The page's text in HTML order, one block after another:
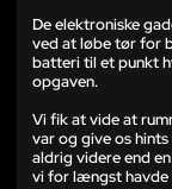
De elektroniske
ved at løbe tør for
batteri til et punkt
opgaven.
Vi fik at vide at
var og give os
aldrig videre end
vi for længst havde